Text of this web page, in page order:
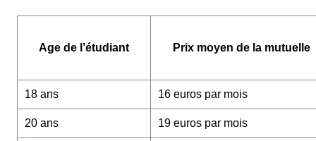
Age de l’étudiant Prix moyen de la mutuelle
18 ans 16 euros par mois
20 ans 19 euros par mois